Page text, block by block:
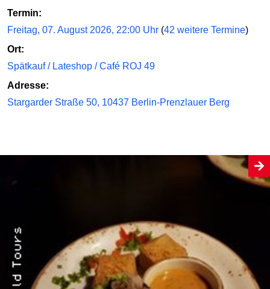
Termin:
Freitag, 07. August 2026, 22:00 Uhr (42 weitere Termine)
Ort:
Spätkauf / Lateshop / Café ROJ 49
Adresse:
Stargarder Straße 50, 10437 Berlin-Prenzlauer Berg